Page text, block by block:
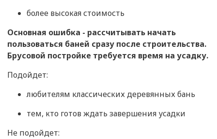
более высокая стоимость
Основная ошибка - рассчитывать начать
пользоваться баней сразу после строительства.
Брусовой постройке требуется время на усадку.
Подойдет:
любителям классических деревянных бань
тем, кто готов ждать завершения усадки
Не подойдет: